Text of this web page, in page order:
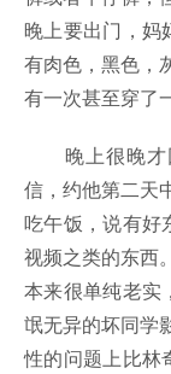
晚上要出门，妈
有肉色，黑色，
有一次甚至穿了
晚上很晚才
信，约他第二天
吃午饭，说有好
视频之类的东西
本来很单纯老实
氓无异的坏同学
性的问题上比林